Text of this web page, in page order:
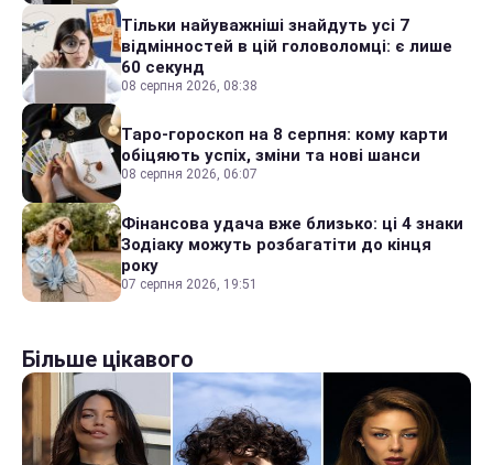
Тільки найуважніші знайдуть усі 7
відмінностей в цій головоломці: є лише
60 секунд
08 серпня 2026, 08:38
Таро-гороскоп на 8 серпня: кому карти
обіцяють успіх, зміни та нові шанси
08 серпня 2026, 06:07
Фінансова удача вже близько: ці 4 знаки
Зодіаку можуть розбагатіти до кінця
року
07 серпня 2026, 19:51
Більше цікавого